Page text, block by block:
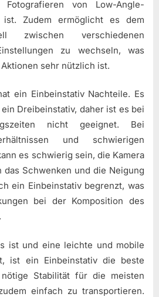
von Low-Angle-
Zudem ermöglicht es dem
zwischen verschiedenen
zu wechseln, was
sehr nützlich ist.
ein Einbeinstativ Nachteile. Es
Dreibeinstativ, daher ist es bei
nicht geeignet. Bei
und schwierigen
es schwierig sein, die Kamera
das Schwenken und die Neigung
ein Einbeinstativ begrenzt, was
bei der Komposition des
ist und eine leichte und mobile
ist ein Einbeinstativ die beste
Stabilität für die meisten
einfach zu transportieren.